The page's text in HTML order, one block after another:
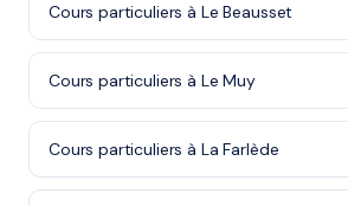
Cours particuliers à Le Beausset
Cours particuliers à Le Muy
Cours particuliers à La Farlède